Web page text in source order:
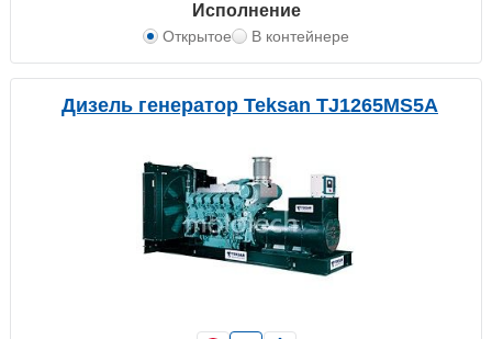
Исполнение
Открытое В контейнере
Дизель генератор Teksan TJ1265MS5A